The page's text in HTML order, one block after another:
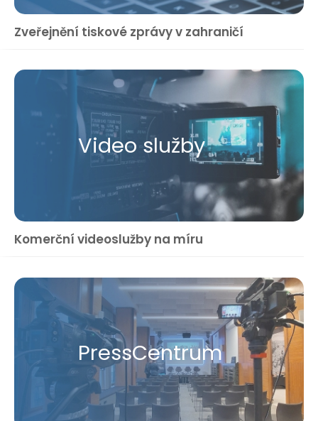
Zveřejnění tiskové zprávy v zahraničí
Video služby
Komerční videoslužby na míru
Press​Centrum